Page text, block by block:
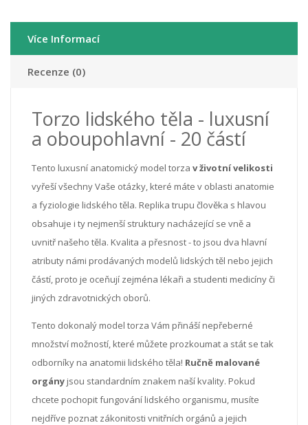
Více Informací
Recenze (0)
Torzo lidského těla - luxusní
a oboupohlavní - 20 částí
Tento luxusní anatomický model torza v životní velikosti
vyřeší všechny Vaše otázky, které máte v oblasti anatomie
a fyziologie lidského těla. Replika trupu člověka s hlavou
obsahuje i ty nejmenší struktury nacházející se vně a
uvnitř našeho těla. Kvalita a přesnost - to jsou dva hlavní
atributy námi prodávaných modelů lidských těl nebo jejich
částí, proto je oceňují zejména lékaři a studenti medicíny či
jiných zdravotnických oborů.
Tento dokonalý model torza Vám přináší nepřeberné
množství možností, které můžete prozkoumat a stát se tak
odborníky na anatomii lidského těla! Ručně malované
orgány jsou standardním znakem naší kvality. Pokud
chcete pochopit fungování lidského organismu, musíte
nejdříve poznat zákonitosti vnitřních orgánů a jejich